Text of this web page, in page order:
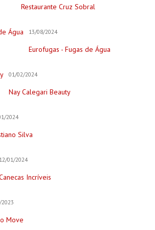
Restaurante Cruz Sobral
13/08/2024
Eurofugas - Fugas de Água
01/02/2024
Nay Calegari Beauty
2024
Silva
12/01/2024
Incríveis
Move